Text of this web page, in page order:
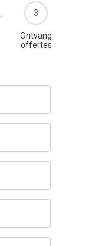
3
Ontvang
offertes